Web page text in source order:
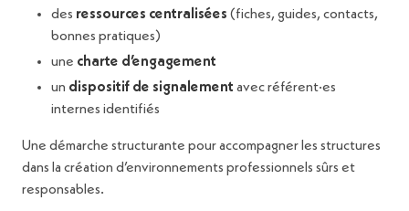
des ressources centralisées (fiches, guides, contacts,
bonnes pratiques)
une charte d’engagement
un dispositif de signalement avec référent·es
internes identifiés
Une démarche structurante pour accompagner les structures
dans la création d’environnements professionnels sûrs et
responsables.